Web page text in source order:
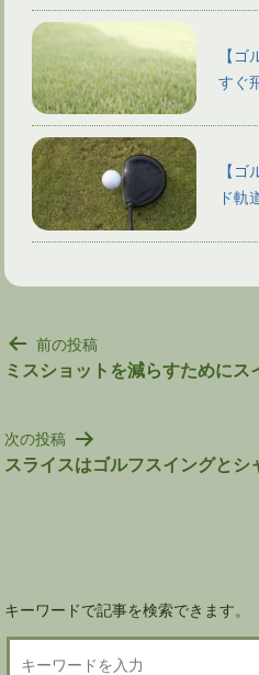
【
すぐ
【
ド軌
投
稿
ゲ
ー
前の投稿
ミスショットを減らすために
次の投稿
スライスはゴルフスイングとシ
キーワードで記事を検索できます。